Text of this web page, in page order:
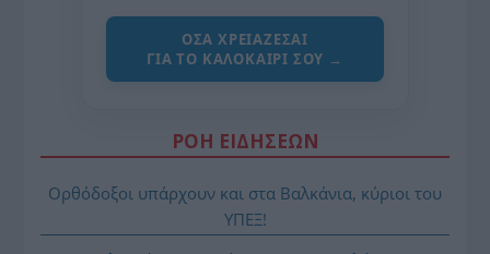
ΌΣΑ ΧΡΕΙΆΖΕΣΑΙ
ΓΙΑ ΤΟ ΚΑΛΟΚΑΊΡΙ ΣΟΥ →
ΡΟΗ ΕΙΔΗΣΕΩΝ
Ορθόδοξοι υπάρχουν και στα Βαλκάνια, κύριοι του
ΥΠΕΞ!